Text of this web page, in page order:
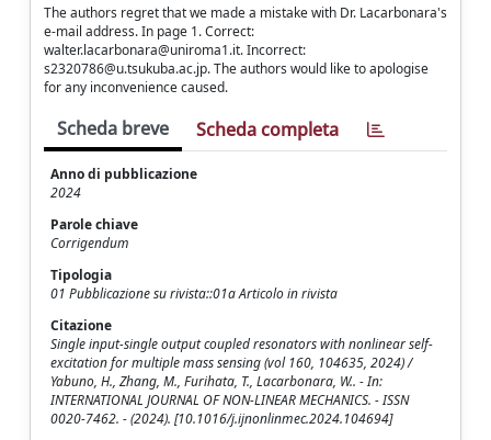
The authors regret that we made a mistake with Dr. Lacarbonara's
e-mail address. In page 1. Correct:
walter.lacarbonara@uniroma1.it. Incorrect:
s2320786@u.tsukuba.ac.jp. The authors would like to apologise
for any inconvenience caused.
Scheda breve Scheda completa
Anno di pubblicazione
2024
Parole chiave
Corrigendum
Tipologia
01 Pubblicazione su rivista::01a Articolo in rivista
Citazione
Single input-single output coupled resonators with nonlinear self-
excitation for multiple mass sensing (vol 160, 104635, 2024) /
Yabuno, H., Zhang, M., Furihata, T., Lacarbonara, W.. - In:
INTERNATIONAL JOURNAL OF NON-LINEAR MECHANICS. - ISSN
0020-7462. - (2024). [10.1016/j.ijnonlinmec.2024.104694]